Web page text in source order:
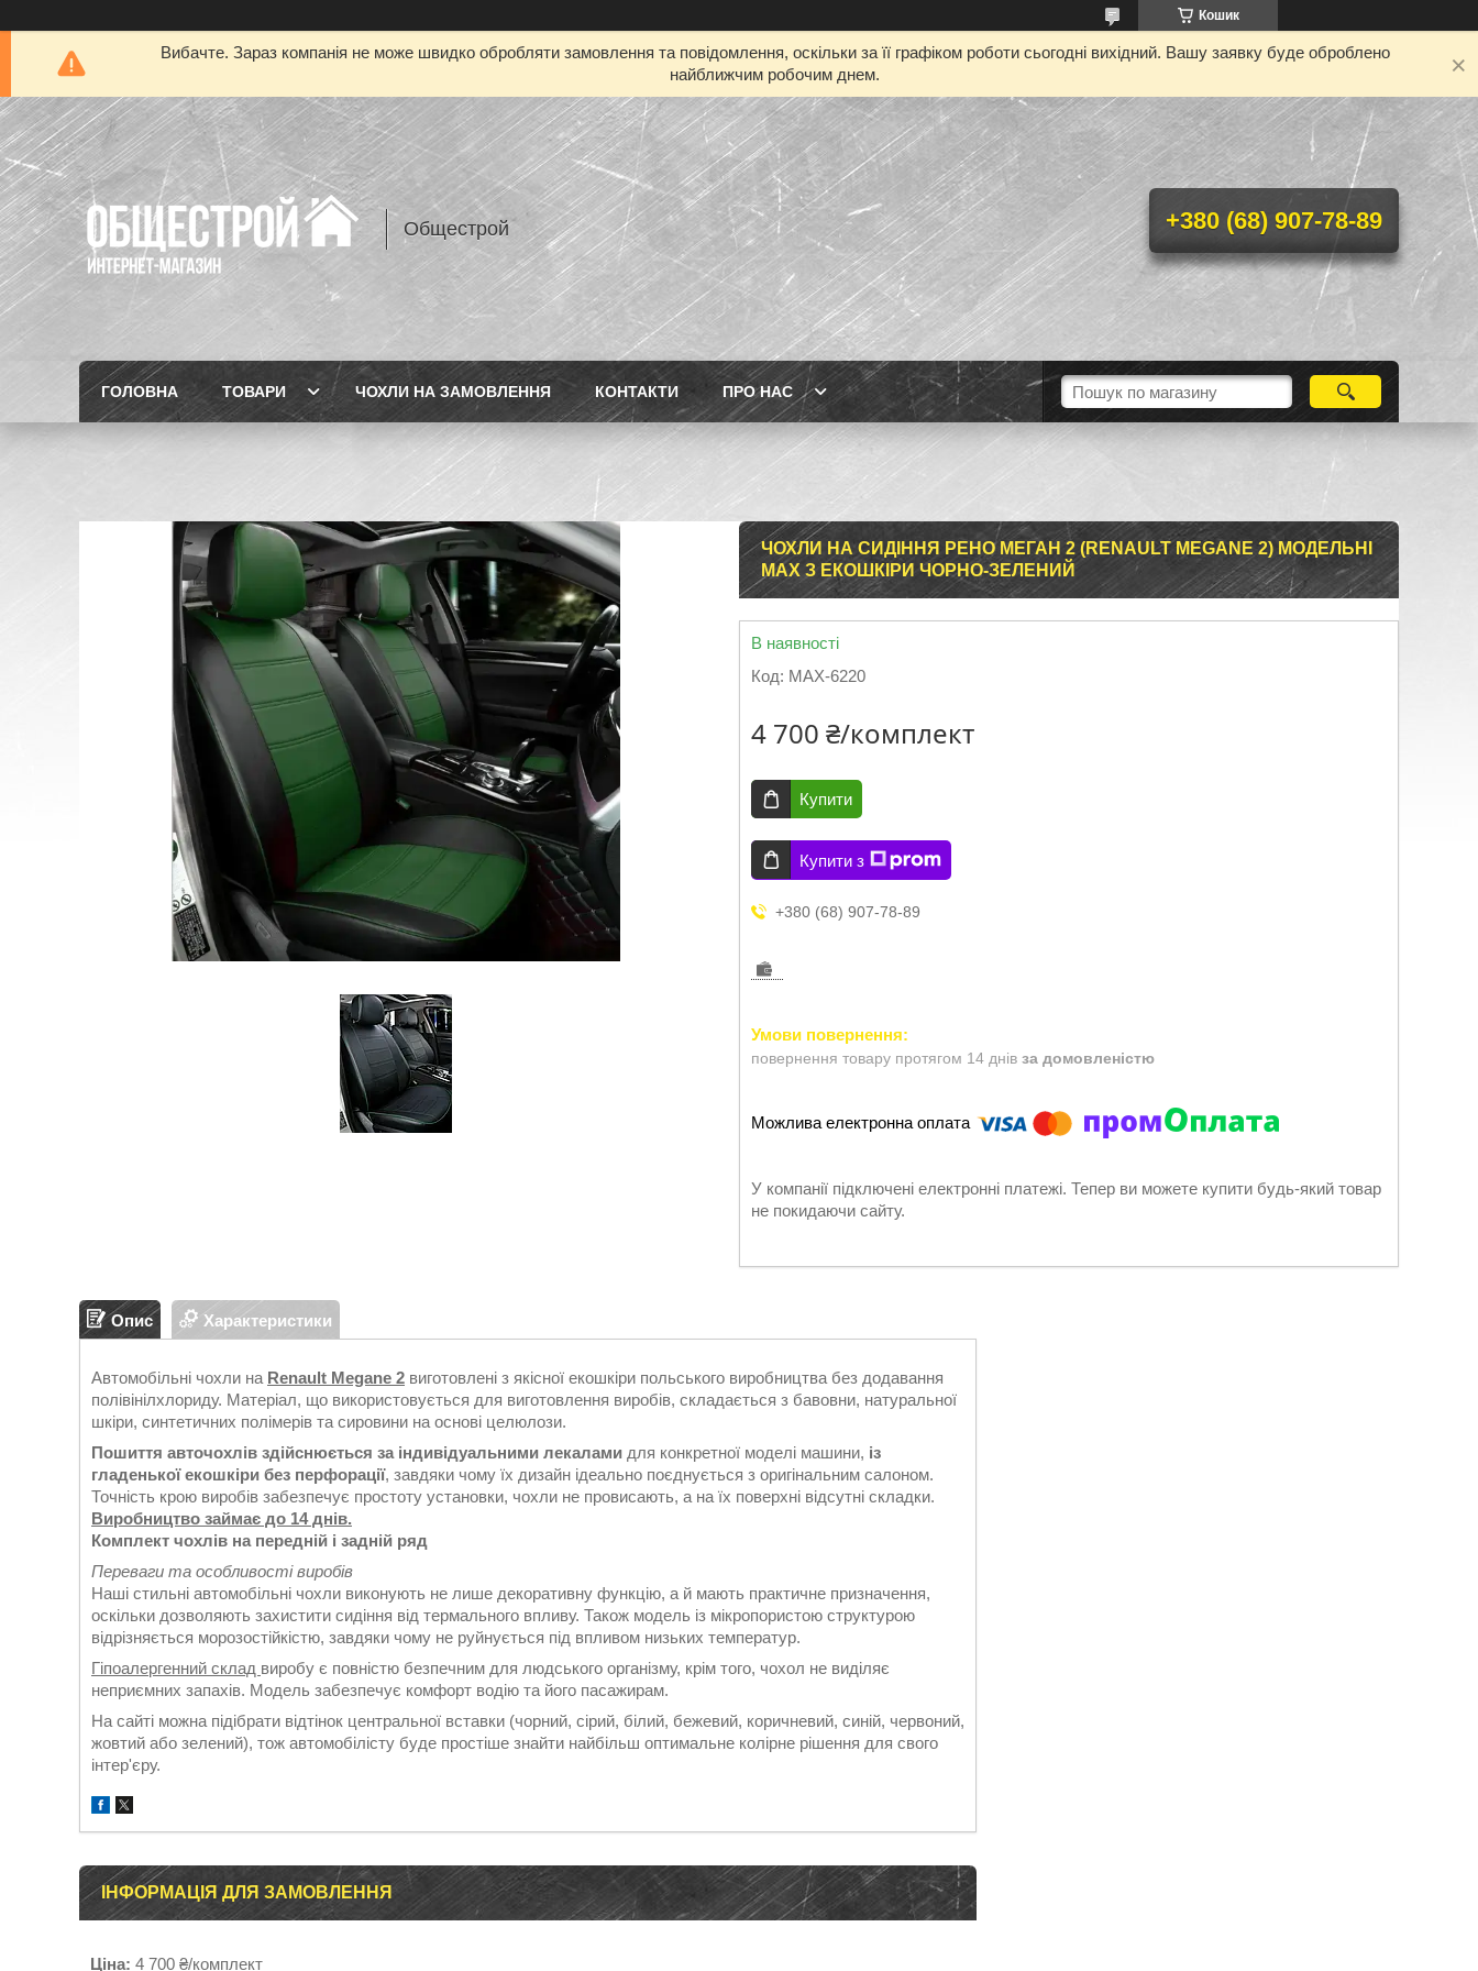
Кошик
Вибачте. Зараз компанія не може швидко обробляти замовлення та повідомлення, оскільки за її графіком роботи сьогодні вихідний. Вашу заявку буде оброблено
найближчим робочим днем.
Общестрой +380 (68) 907-78-89
ГОЛОВНА ТОВАРИ ЧОХЛИ НА ЗАМОВЛЕННЯ КОНТАКТИ ПРО НАС
ЧОХЛИ НА СИДІННЯ РЕНО МЕГАН 2 (RENAULT MEGANE 2) МОДЕЛЬНІ
MAX З ЕКОШКІРИ ЧОРНО-ЗЕЛЕНИЙ
В наявності
Код: MAX-6220
4 700 ₴/комплект
Купити
Купити з
+380 (68) 907-78-89
повернення товару протягом 14 днів за домовленістю
У компанії підключені електронні платежі. Тепер ви можете купити будь-який товар
не покидаючи сайту.
Опис Характеристики
Автомобільні чохли на Renault Megane 2 виготовлені з якісної екошкіри польського виробництва без додавання
полівінілхлориду. Матеріал, що використовується для виготовлення виробів, складається з бавовни, натуральної
шкіри, синтетичних полімерів та сировини на основі целюлози.
Пошиття авточохлів здійснюється за індивідуальними лекалами для конкретної моделі машини, із
гладенької екошкіри без перфорації, завдяки чому їх дизайн ідеально поєднується з оригінальним салоном.
Точність крою виробів забезпечує простоту установки, чохли не провисають, а на їх поверхні відсутні складки.
Виробництво займає до 14 днів.
Комплект чохлів на передній і задній ряд
Переваги та особливості виробів
Наші стильні автомобільні чохли виконують не лише декоративну функцію, а й мають практичне призначення,
оскільки дозволяють захистити сидіння від термального впливу. Також модель із мікропористою структурою
відрізняється морозостійкістю, завдяки чому не руйнується під впливом низьких температур.
Гіпоалергенний склад виробу є повністю безпечним для людського організму, крім того, чохол не виділяє
неприємних запахів. Модель забезпечує комфорт водію та його пасажирам.
На сайті можна підібрати відтінок центральної вставки (чорний, сірий, білий, бежевий, коричневий, синій, червоний,
жовтий або зелений), тож автомобілісту буде простіше знайти найбільш оптимальне колірне рішення для свого
інтер'єру.
ІНФОРМАЦІЯ ДЛЯ ЗАМОВЛЕННЯ
Ціна: 4 700 ₴/комплект